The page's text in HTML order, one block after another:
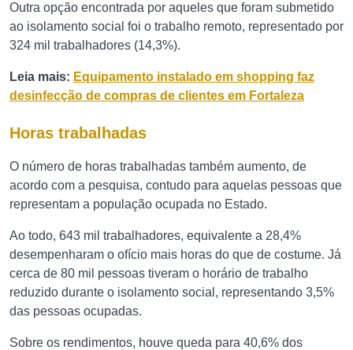
Outra opção encontrada por aqueles que foram submetido
ao isolamento social foi o trabalho remoto, representado por
324 mil trabalhadores (14,3%).
Leia mais: Equipamento instalado em shopping faz
desinfecção de compras de clientes em Fortaleza
Horas trabalhadas
O número de horas trabalhadas também aumento, de
acordo com a pesquisa, contudo para aquelas pessoas que
representam a população ocupada no Estado.
Ao todo, 643 mil trabalhadores, equivalente a 28,4%
desempenharam o ofício mais horas do que de costume. Já
cerca de 80 mil pessoas tiveram o horário de trabalho
reduzido durante o isolamento social, representando 3,5%
das pessoas ocupadas.
Sobre os rendimentos, houve queda para 40,6% dos